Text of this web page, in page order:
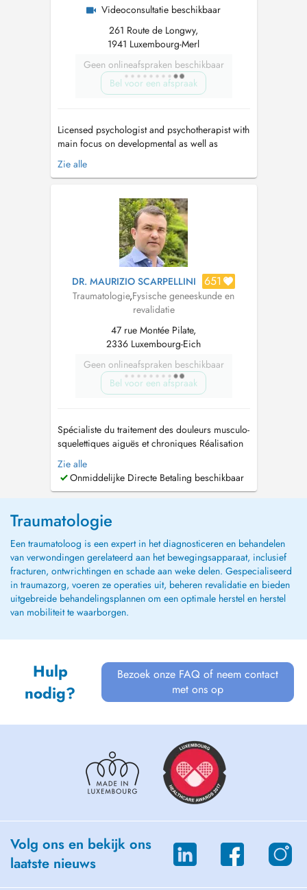
Videoconsultatie beschikbaar
261 Route de Longwy,
1941 Luxembourg-Merl
Geen onlineafspraken beschikbaar
Bel voor een afspraak
Licensed psychologist and psychotherapist with
main focus on developmental as well as
complex trauma issues, dissociative disorders,
attachment issues, and personality disorders.
healing as well as teaching and supervising.
Use psychodynamic, adaptive inf...
Zie alle
DR. MAURIZIO SCARPELLINI 651
Traumatologie,Fysische geneeskunde en
revalidatie
47 rue Montée Pilate,
2336 Luxembourg-Eich
Geen onlineafspraken beschikbaar
Bel voor een afspraak
Spécialiste du traitement des douleurs musculo-
squelettiques aiguës et chroniques Réalisation
d'infiltrations périphériques articulaires et
périarticulaires Gestion des exercices
thérapeutiques Connaissance des thérapies
traitement de l'ostéoporose, ...
Zie alle
Onmiddelijke Directe Betaling beschikbaar
Traumatologie
Een traumatoloog is een expert in het diagnosticeren en behandelen
van verwondingen gerelateerd aan het bewegingsapparaat, inclusief
fracturen, ontwrichtingen en schade aan weke delen. Gespecialiseerd
in traumazorg, voeren ze operaties uit, beheren revalidatie en bieden
uitgebreide behandelingsplannen om een optimale herstel en herstel
van mobiliteit te waarborgen.
Hulp
nodig?
Bezoek onze FAQ of neem contact
met ons op
Volg ons en bekijk ons
laatste nieuws